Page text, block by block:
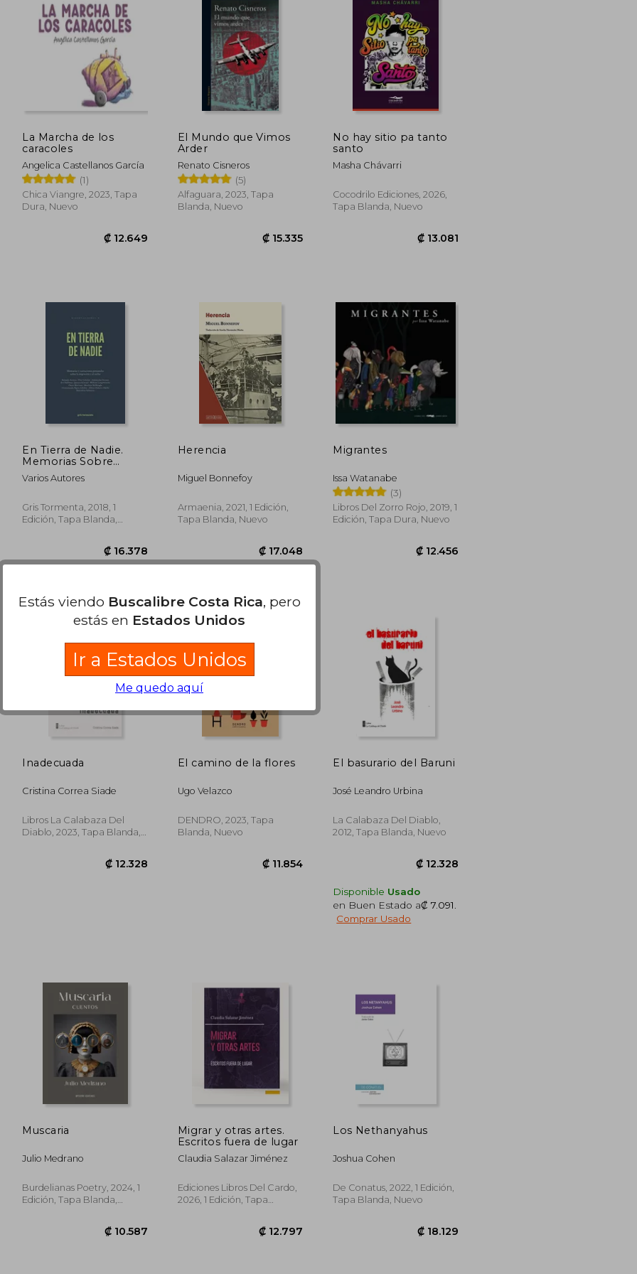
₡ 11.854
La Marcha de los
caracoles
Angelica Castellanos García
(1)
Chica Viangre, 2023, Tapa
Dura, Nuevo
El Mundo que Vimos
Arder
Renato Cisneros
(5)
Alfaguara, 2023, Tapa
Blanda, Nuevo
₡ 15.335
No hay sitio pa tanto
santo
Masha Chávarri
Cocodrilo Ediciones, 2026,
Tapa Blanda, Nuevo
En Tierra de Nadie.
Memorias Sobre
Migración y Exilio
Varios Autores
Gris Tormenta, 2018, 1
Edición, Tapa Blanda,
₡ 16.378
Herencia
Miguel Bonnefoy
Armaenia, 2021, 1 Edición,
Tapa Blanda, Nuevo
₡ 17.048
Migrantes
Issa Watanabe
(3)
Libros Del Zorro Rojo, 2019, 1
Edición, Tapa Dura, Nuevo
Inadecuada
Cristina Correa Siade
Libros La Calabaza Del
Diablo, 2023, Tapa Blanda,
El camino de la flores
Ugo Velazco
DENDRO, 2023, Tapa
Blanda, Nuevo
El basurario del Baruni
José Leandro Urbina
La Calabaza Del Diablo,
2012, Tapa Blanda, Nuevo
Disponible Usado
en Buen Estado a₡ 7.091
Comprar Usado
Muscaria
Julio Medrano
Burdelianas Poetry, 2024, 1
Edición, Tapa Blanda,
Migrar y otras artes.
Escritos fuera de lugar
Claudia Salazar Jiménez
Ediciones Libros Del Cardo,
2026, 1 Edición, Tapa
Los Nethanyahus
Joshua Cohen
De Conatus, 2022, 1 Edición,
Tapa Blanda, Nuevo
Estás viendo Buscalibre Costa Rica, pero
estás en Estados Unidos
Ir a Estados Unidos
Me quedo aquí